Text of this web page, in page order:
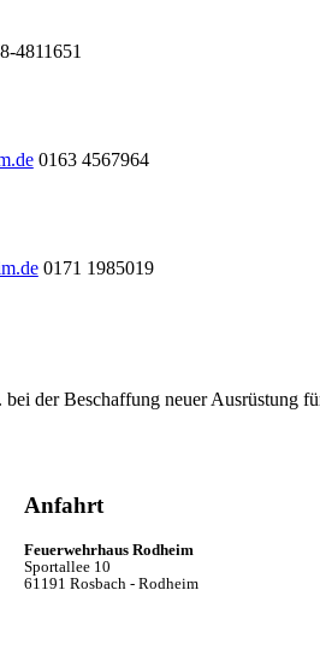
4811651
0163 4567964
0171 1985019
der Beschaffung neuer Ausrüstung
Anfahrt
Feuerwehrhaus Rodheim
Sportallee 10
61191 Rosbach - Rodheim